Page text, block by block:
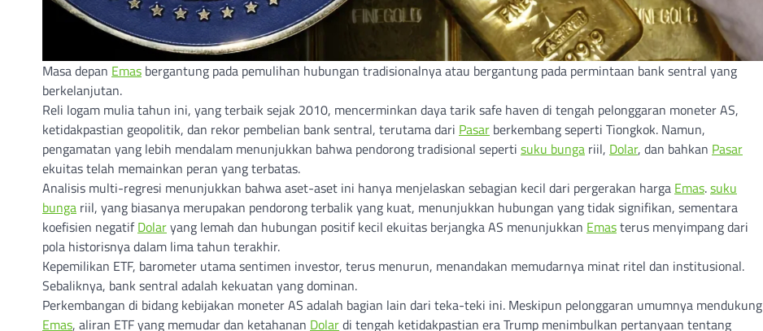
Masa depan Emas bergantung pada pemulihan hubungan tradisionalnya atau bergantung pada permintaan bank sentral yang
berkelanjutan.
Reli logam mulia tahun ini, yang terbaik sejak 2010, mencerminkan daya tarik safe haven di tengah pelonggaran moneter AS,
ketidakpastian geopolitik, dan rekor pembelian bank sentral, terutama dari Pasar berkembang seperti Tiongkok. Namun,
pengamatan yang lebih mendalam menunjukkan bahwa pendorong tradisional seperti suku bunga riil, Dolar, dan bahkan Pasar
ekuitas telah memainkan peran yang terbatas.
Analisis multi-regresi menunjukkan bahwa aset-aset ini hanya menjelaskan sebagian kecil dari pergerakan harga Emas.suku
bunga riil, yang biasanya merupakan pendorong terbalik yang kuat, menunjukkan hubungan yang tidak signifikan, sementara
koefisien negatifDolaryang lemah dan hubungan positif kecil ekuitas berjangka AS menunjukkan Emasterus menyimpang dari
pola historisnya dalam lima tahun terakhir.
Kepemilikan ETF, barometer utama sentimen investor, terus menurun, menandakan memudarnya minat ritel dan institusional.
Sebaliknya, bank sentral adalah kekuatan yang dominan.
Perkembangan di bidang kebijakan moneter AS adalah bagian lain dari teka-teki ini. Meskipun pelonggaran umumnya mendukung
Emas, aliran ETF yang memudar dan ketahanan Dolardi tengah ketidakpastian era Trump menimbulkan pertanyaan tentang